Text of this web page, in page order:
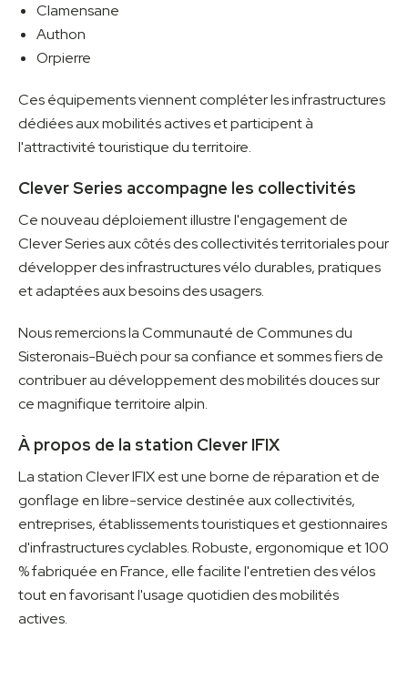
Clamensane
Authon
Orpierre
Ces équipements viennent compléter les infrastructures
dédiées aux mobilités actives et participent à
l'attractivité touristique du territoire.
Clever Series accompagne les collectivités
Ce nouveau déploiement illustre l'engagement de
Clever Series aux côtés des collectivités territoriales pour
développer des infrastructures vélo durables, pratiques
et adaptées aux besoins des usagers.
Nous remercions la Communauté de Communes du
Sisteronais-Buëch pour sa confiance et sommes fiers de
contribuer au développement des mobilités douces sur
ce magnifique territoire alpin.
À propos de la station Clever IFIX
La station Clever IFIX est une borne de réparation et de
gonflage en libre-service destinée aux collectivités,
entreprises, établissements touristiques et gestionnaires
d'infrastructures cyclables. Robuste, ergonomique et 100
% fabriquée en France, elle facilite l'entretien des vélos
tout en favorisant l'usage quotidien des mobilités
actives.